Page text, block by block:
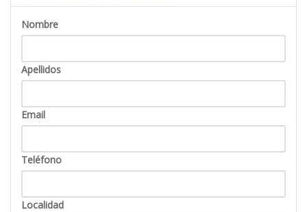
Nombre
Apellidos
Email
Teléfono
Localidad